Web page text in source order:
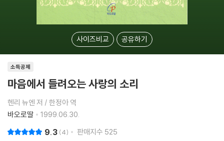
사이즈비교 공유하기
소득공제
마음에서 들려오는 사랑의 소리
헨리 뉴엔 저 / 한정아 역
바오로딸
1999.06.30.
9.3 4 판매지수 525